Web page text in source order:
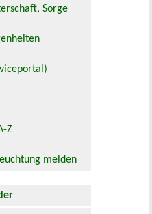
Sorge
Z
melden